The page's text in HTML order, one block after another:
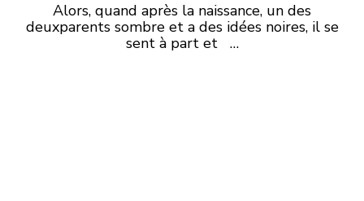
Alors, quand après la naissance, un des
deuxparents sombre et a des idées noires, il se
sent à part et …